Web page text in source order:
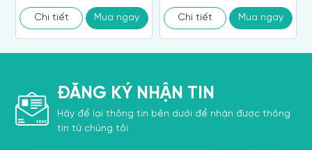
Chi tiết Mua ngay Chi tiết Mua ngay
ĐĂNG KÝ NHẬN TIN
Hãy để lại thông tin bên dưới để nhận được thông
tin từ chúng tôi